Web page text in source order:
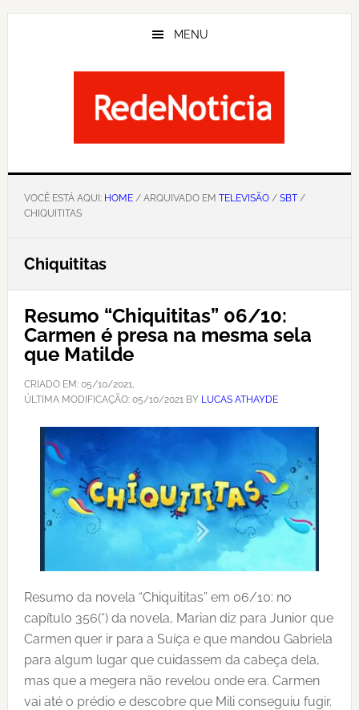
Skip
MENU
VOCÊ ESTÁ AQUI: HOME/ ARQUIVADO EM TELEVISÃO/ SBT/
CHIQUITITAS
Chiquititas
Resumo “Chiquititas” 06/10:
Carmen é presa na mesma sela
que Matilde
CRIADO EM: 05/10/2021,
ÚLTIMA MODIFICAÇÃO: 05/10/2021BY LUCAS ATHAYDE
Resumo da novela “Chiquititas” em 06/10: no
capítulo 356(*) da novela, Marian diz para Junior que
Carmen quer ir para a Suíça e que mandou Gabriela
para algum lugar que cuidassem da cabeça dela,
mas que a megera não revelou onde era. Carmen
vai até o prédio e descobre que Mili conseguiu fugir.